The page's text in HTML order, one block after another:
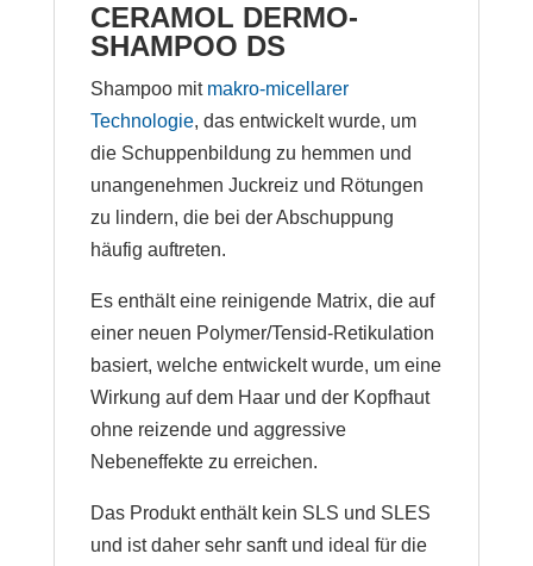
CERAMOL DERMO-
SHAMPOO DS
Shampoo mit makro-micellarer
Technologie, das entwickelt wurde, um
die Schuppenbildung zu hemmen und
unangenehmen Juckreiz und Rötungen
zu lindern, die bei der Abschuppung
häufig auftreten.
Es enthält eine reinigende Matrix, die auf
einer neuen Polymer/Tensid-Retikulation
basiert, welche entwickelt wurde, um eine
Wirkung auf dem Haar und der Kopfhaut
ohne reizende und aggressive
Nebeneffekte zu erreichen.
Das Produkt enthält kein SLS und SLES
und ist daher sehr sanft und ideal für die